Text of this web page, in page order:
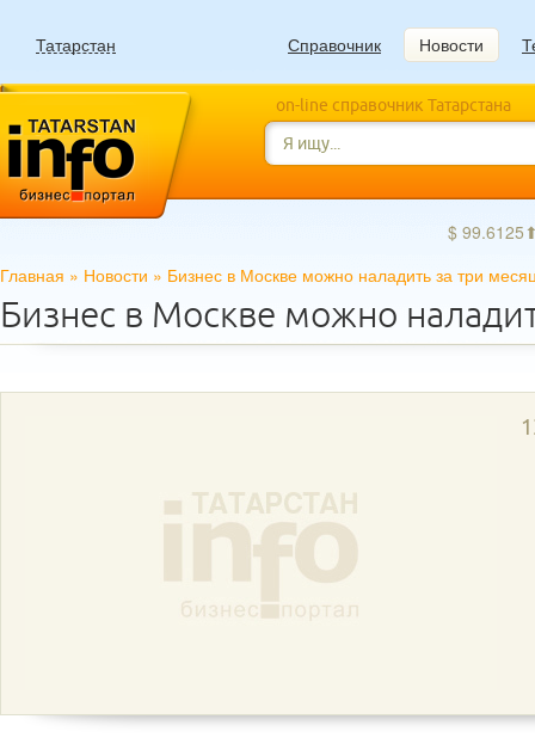
Татарстан Справочник Новости
on-line справочник Татарстана
$
Главная » Новости » Бизнес в Москве можно наладить за три
Бизнес в Москве можно